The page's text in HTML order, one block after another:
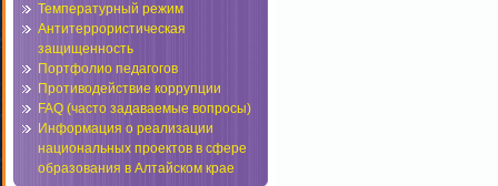
Температурный режим
Антитеррористическая
защищенность
Портфолио педагогов
Противодействие коррупции
FAQ (часто задаваемые вопросы)
Информация о реализации
национальных проектов в сфере
образования в Алтайском крае